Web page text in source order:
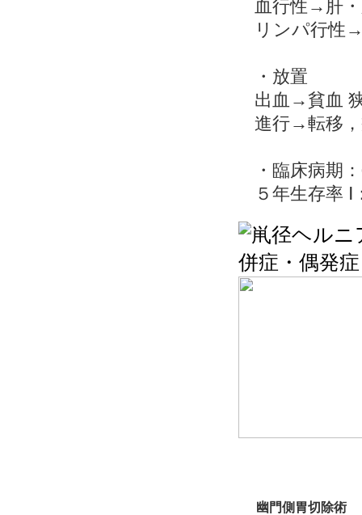
血行性→肝
リンパ行性
・放置
出血→貧血
進行→転移
・臨床病
５年生存率
幽門側胃切除術